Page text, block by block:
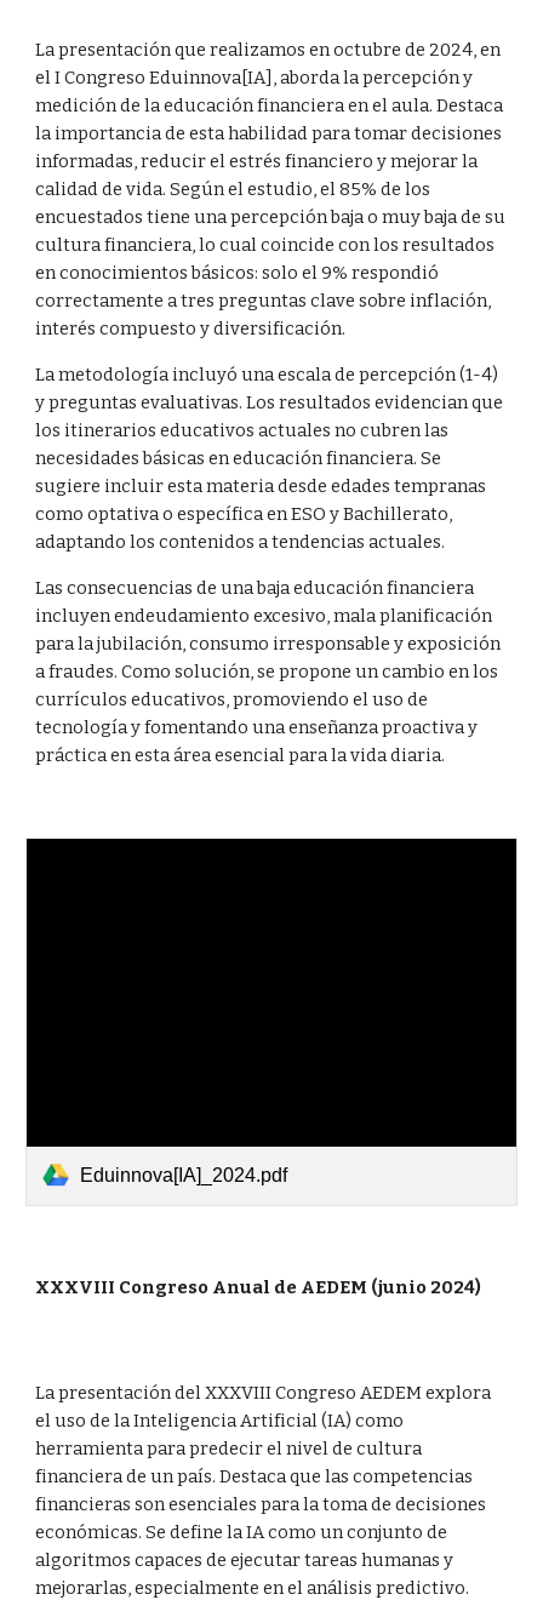
La presentación que realizamos en octubre de 2024, en
el I Congreso Eduinnova[IA], aborda la percepción y
medición de la educación financiera en el aula. Destaca
la importancia de esta habilidad para tomar decisiones
informadas, reducir el estrés financiero y mejorar la
calidad de vida. Según el estudio, el 85% de los
encuestados tiene una percepción baja o muy baja de su
cultura financiera, lo cual coincide con los resultados
en conocimientos básicos: solo el 9% respondió
correctamente a tres preguntas clave sobre inflación,
interés compuesto y diversificación.
La metodología incluyó una escala de percepción (1-4)
y preguntas evaluativas. Los resultados evidencian que
los itinerarios educativos actuales no cubren las
necesidades básicas en educación financiera. Se
sugiere incluir esta materia desde edades tempranas
como optativa o específica en ESO y Bachillerato,
adaptando los contenidos a tendencias actuales.
Las consecuencias de una baja educación financiera
incluyen endeudamiento excesivo, mala planificación
para la jubilación, consumo irresponsable y exposición
a fraudes. Como solución, se propone un cambio en los
currículos educativos, promoviendo el uso de
tecnología y fomentando una enseñanza proactiva y
práctica en esta área esencial para la vida diaria.
Eduinnova[IA]_2024.pdf
XXXVIII Congreso Anual de AEDEM (junio 2024)
La presentación del XXXVIII Congreso AEDEM explora
el uso de la Inteligencia Artificial (IA) como
herramienta para predecir el nivel de cultura
financiera de un país. Destaca que las competencias
financieras son esenciales para la toma de decisiones
económicas. Se define la IA como un conjunto de
algoritmos capaces de ejecutar tareas humanas y
mejorarlas, especialmente en el análisis predictivo.